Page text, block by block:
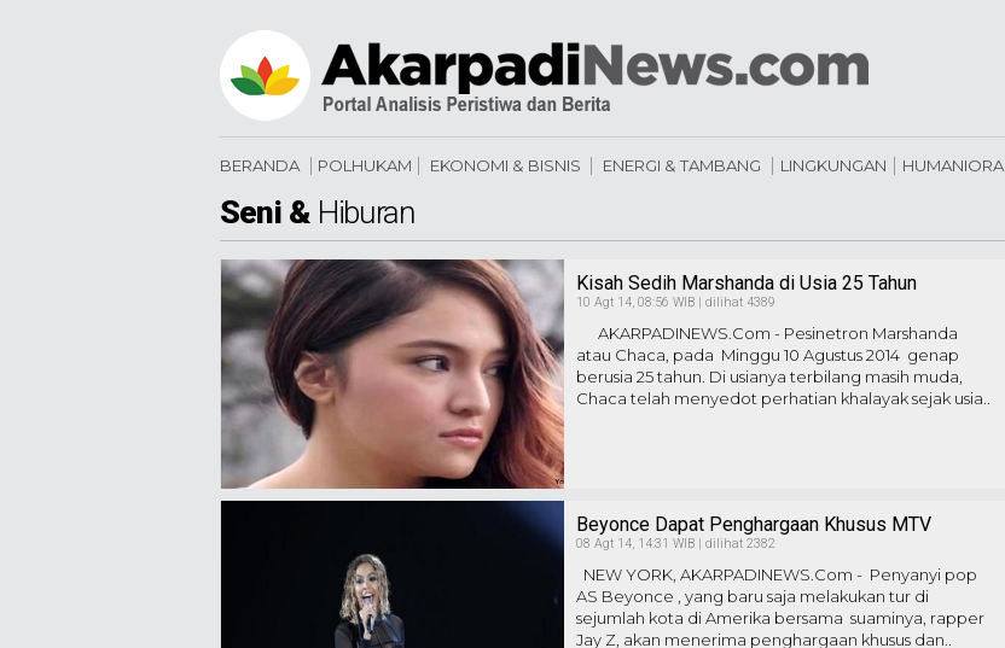
BERANDA POLHUKAM EKONOMI & BISNIS ENERGI & TAMBANG LINGKUNGAN HUMANIORA
Seni & Hiburan
Kisah Sedih Marshanda di Usia 25 Tahun
10 Agt 14, 08:56 WIB | dilihat 4389
AKARPADINEWS.Com - Pesinetron Marshanda
atau Chaca, pada Minggu 10 Agustus 2014 genap
berusia 25 tahun. Di usianya terbilang masih muda,
Chaca telah menyedot perhatian khalayak sejak usia..
Beyonce Dapat Penghargaan Khusus MTV
08 Agt 14, 14:31 WIB | dilihat 2382
NEW YORK, AKARPADINEWS.Com - Penyanyi pop
AS Beyonce , yang baru saja melakukan tur di
sejumlah kota di Amerika bersama suaminya, rapper
Jay Z, akan menerima penghargaan khusus dan..